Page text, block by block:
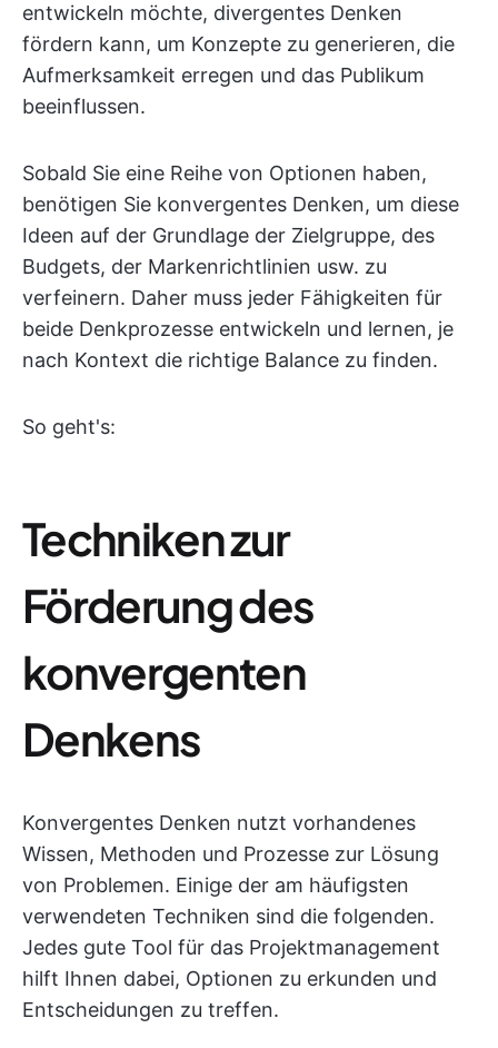
entwickeln möchte, divergentes Denken
fördern kann, um Konzepte zu generieren, die
Aufmerksamkeit erregen und das Publikum
beeinflussen.
Sobald Sie eine Reihe von Optionen haben,
benötigen Sie konvergentes Denken, um diese
Ideen auf der Grundlage der Zielgruppe, des
Budgets, der Markenrichtlinien usw. zu
verfeinern. Daher muss jeder Fähigkeiten für
beide Denkprozesse entwickeln und lernen, je
nach Kontext die richtige Balance zu finden.
So geht's:
Techniken zur
Förderung des
konvergenten
Denkens
Konvergentes Denken nutzt vorhandenes
Wissen, Methoden und Prozesse zur Lösung
von Problemen. Einige der am häufigsten
verwendeten Techniken sind die folgenden.
Jedes gute Tool für das Projektmanagement
hilft Ihnen dabei, Optionen zu erkunden und
Entscheidungen zu treffen.